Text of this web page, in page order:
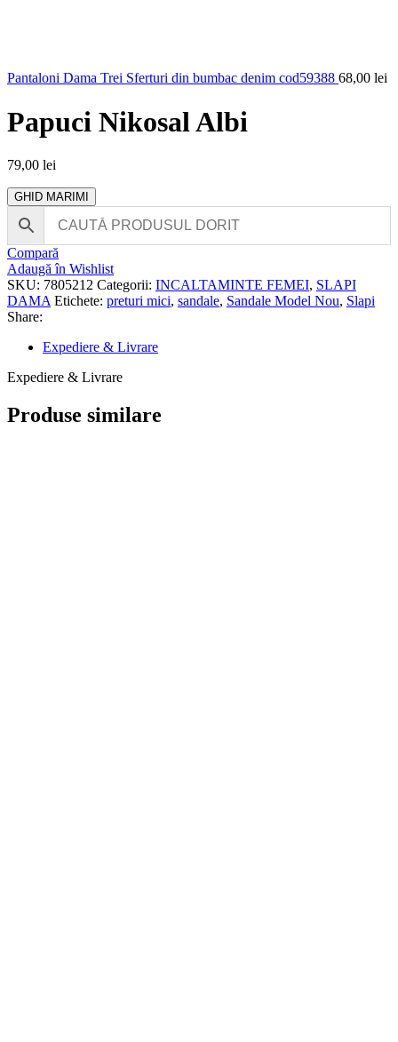
Pantaloni Dama Trei Sferturi din bumbac denim cod59388 68,00 lei
Papuci Nikosal Albi
79,00 lei
GHID MARIMI
Compară
Adaugă în Wishlist
SKU: 7805212 Categorii: INCALTAMINTE FEMEI, SLAPI
DAMA Etichete: preturi mici, sandale, Sandale Model Nou, Slapi
Share:
Expediere & Livrare
Expediere & Livrare
Produse similare